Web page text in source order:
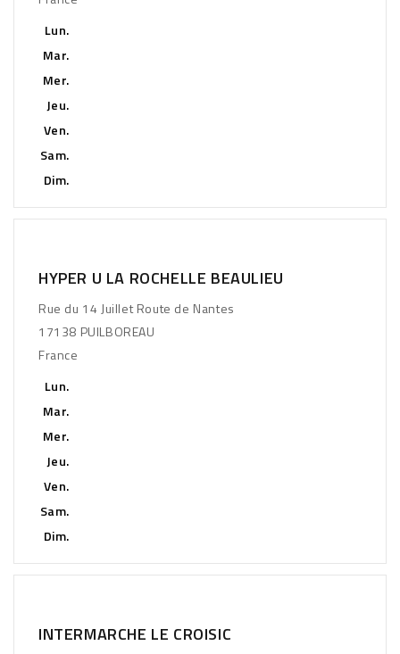
Lun.
Mar.
Mer.
Jeu.
Ven.
Sam.
Dim.
HYPER U LA ROCHELLE BEAULIEU
Rue du 14 Juillet Route de Nantes
17138 PUILBOREAU
France
Lun.
Mar.
Mer.
Jeu.
Ven.
Sam.
Dim.
INTERMARCHE LE CROISIC